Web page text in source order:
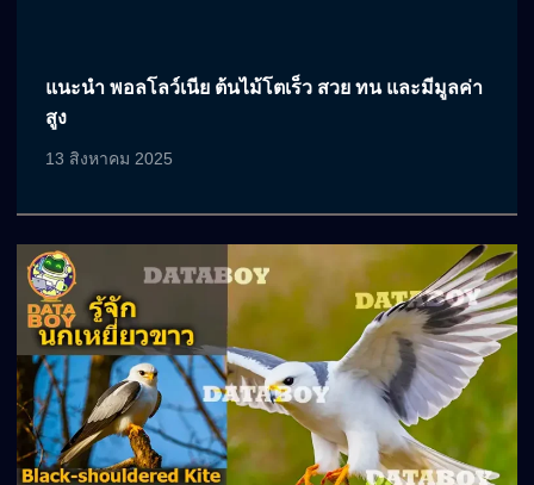
แนะนำ พอลโลว์เนีย ต้นไม้โตเร็ว สวย ทน และมีมูลค่า
สูง
13 สิงหาคม 2025